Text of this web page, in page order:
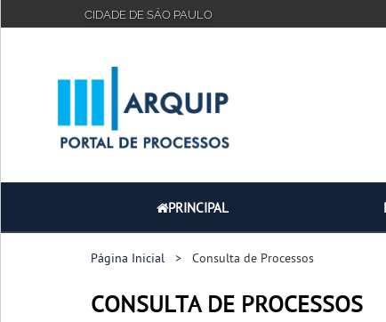
CIDADE DE SÃO PAULO
PRINCIPAL
Página Inicial > Consulta de Processos
CONSULTA DE PROCESSOS